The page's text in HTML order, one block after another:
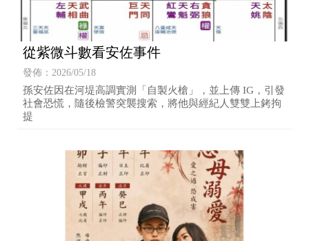
從紫微斗數看安佐事件
發佈：2026/05/18
孫安佐因在河堤高調實測「自製火槍」，並上傳 IG，引發
社會恐慌，隨後檢警突襲搜索，將他與經紀人雙雙上銬拘
提